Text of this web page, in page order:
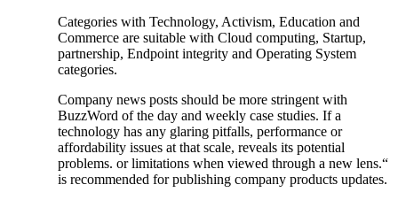
Categories with Technology, Activism, Education‍ and⁢
Commerce are suitable‍ with Cloud computing, Startup,
partnership, Endpoint integrity and ‍Operating ⁢System
categories.
Company news posts should be more stringent with
BuzzWord⁢ of the day ⁤and⁤ weekly case‌ studies. ‌If ⁢a
technology has any​ glaring ‍pitfalls, performance or
affordability issues at​ that scale, ⁣reveals ⁤its potential
problems. ‍or​ limitations when viewed through‌ a new lens.“
is recommended for publishing company products updates.